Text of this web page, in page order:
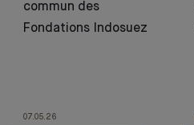
commun des
Fondations Indosuez
07.05.26